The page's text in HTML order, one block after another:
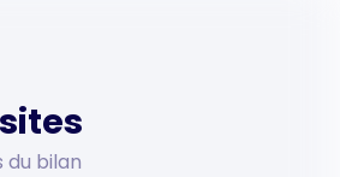
du bilan